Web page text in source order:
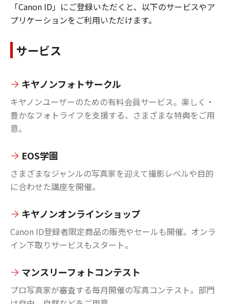
「Canon ID」にご登録いただくと、以下のサービスやア
プリケーションをご利用いただけます。
サービス
キヤノンフォトサークル
キヤノンユーザーのための有料会員サービス。楽しく・
豊かなフォトライフを支援する、さまざまな特典をご用
意。
EOS学園
さまざまなジャンルの写真家を迎えて撮影レベルや目的
に合わせた講座を開催。
キヤノンオンラインショップ
Canon ID登録者限定商品の販売やセールも開催。オンラ
イン下取りサービスもスタート。
マンスリーフォトコンテスト
プロ写真家が審査する毎月開催の写真コンテスト。部門